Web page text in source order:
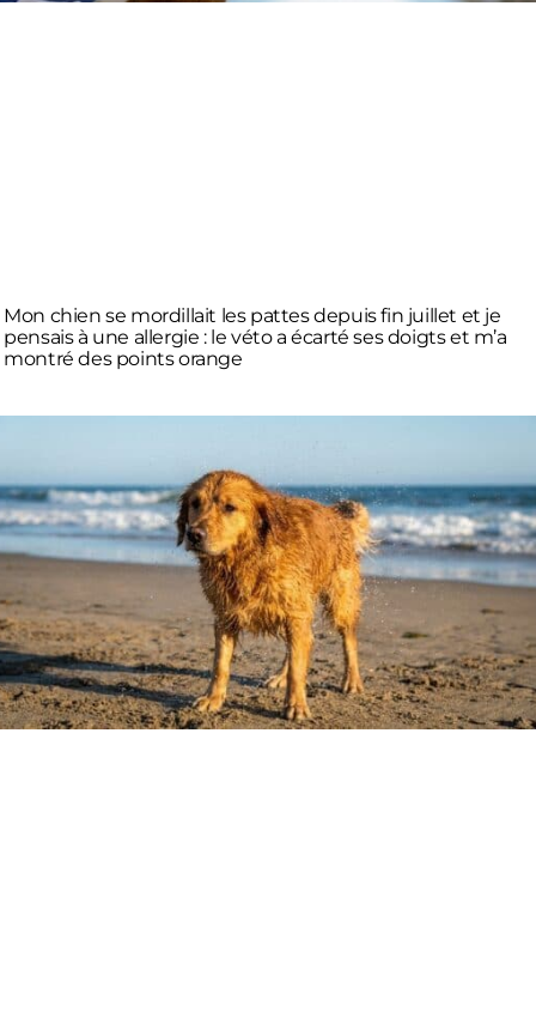
Mon chien se mordillait les pattes depuis fin juillet et je
pensais à une allergie : le véto a écarté ses doigts et m’a
montré des points orange